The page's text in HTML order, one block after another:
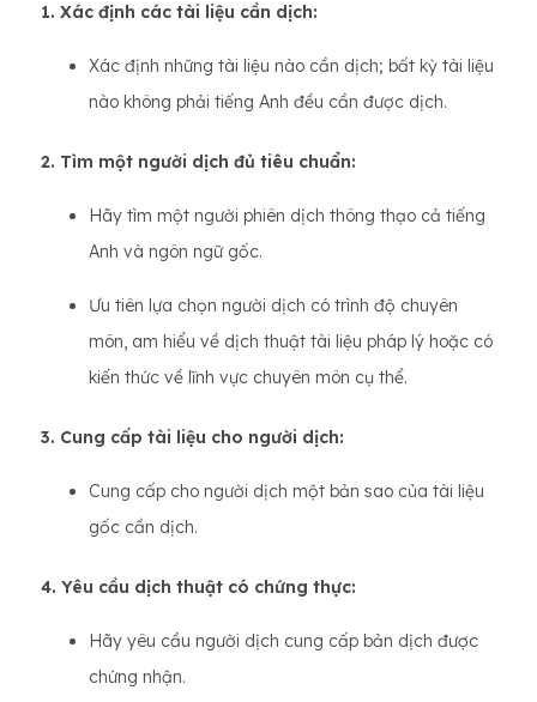
1. Xác định các tài liệu cần dịch:
Xác định những tài liệu nào cần dịch; bất kỳ tài liệu
nào không phải tiếng Anh đều cần được dịch.
2. Tìm một người dịch đủ tiêu chuẩn:
Hãy tìm một người phiên dịch thông thạo cả tiếng
Anh và ngôn ngữ gốc.
Ưu tiên lựa chọn người dịch có trình độ chuyên
môn, am hiểu về dịch thuật tài liệu pháp lý hoặc có
kiến ​​thức về lĩnh vực chuyên môn cụ thể.
3. Cung cấp tài liệu cho người dịch:
Cung cấp cho người dịch một bản sao của tài liệu
gốc cần dịch.
4. Yêu cầu dịch thuật có chứng thực:
Hãy yêu cầu người dịch cung cấp bản dịch được
chứng nhận.